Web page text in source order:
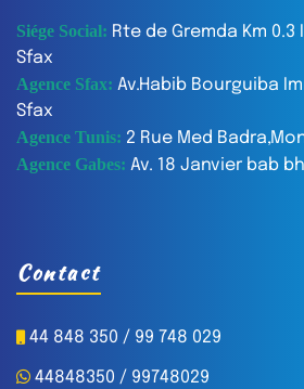
Siége Social: Rte de Gremda Km 0.3
Sfax
Agence Sfax: Av.Habib Bourguiba
Sfax
Agence Tunis: 2 Rue Med
Agence Gabes: Av. 18 Janvier bab
Contact
44 848 350 / 99 748 029
44848350 / 99748029